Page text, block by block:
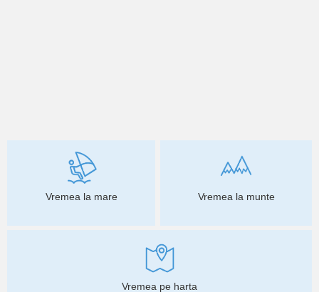
Vremea la mare Vremea la munte
Vremea pe harta